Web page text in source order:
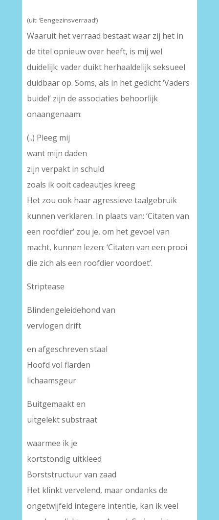
(uit: ‘Eengezinsverraad’)
Waaruit het verraad bestaat waar zij het in
de titel opnieuw over heeft, is mij wel
duidelijk: vader duikt herhaaldelijk seksueel
duidbaar op. Soms, als in het gedicht ‘Vaders
buidel’ zijn de associaties behoorlijk
onaangenaam:
(..) Pleeg mij
want mijn daden
zijn verpakt in schuld
zoals ik ooit cadeautjes kreeg
Het zou ook haar agressieve taalgebruik
kunnen verklaren. In plaats van: ‘Citaten van
een roofdier’ zou je, om het gevoel van
macht, kunnen lezen: ‘Citaten van een prooi
die zich als een roofdier voordoet’.
Striptease
Blindengeleidehond van
vervlogen drift
en afgeschreven staal
Hoofd vol flarden
lichaamsgeur
Buitgemaakt en
uitgelekt substraat
waarmee ik je
kortstondig uitkleed
Borststructuur van zaad
Het klinkt vervelend, maar ondanks de
ongetwijfeld integere intentie, kan ik veel